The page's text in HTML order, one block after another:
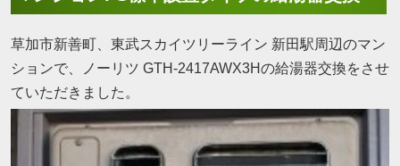
草加市新善町、東武スカイツリーライン 新田駅周辺のマン
ションで、ノーリツ GTH-2417AWX3Hの給湯器交換をさせ
ていただきました。